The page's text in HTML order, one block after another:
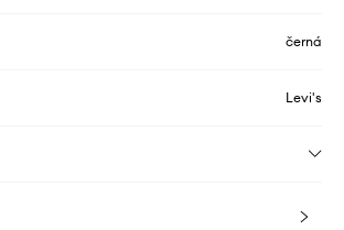
černá
Levi's